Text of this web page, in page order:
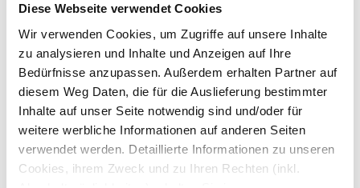
Diese Webseite verwendet Cookies
Wir verwenden Cookies, um Zugriffe auf unsere Inhalte
zu analysieren und Inhalte und Anzeigen auf Ihre
Bedürfnisse anzupassen. Außerdem erhalten Partner auf
diesem Weg Daten, die für die Auslieferung bestimmter
Inhalte auf unser Seite notwendig sind und/oder für
weitere werbliche Informationen auf anderen Seiten
verwendet werden. Detaillierte Informationen zu unseren
Cookies, ihrem Zweck und zu Ihren Rechten (inkl.